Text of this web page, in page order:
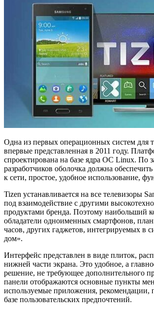
Одна из первых операционных систем для
впервые представленная в 2011 году.
спроектирована на базе ядра ОС Linux. По
разработчиков оболочка должна
к сети, простое, удобное использование,
Tizen устанавливается на все телевизоры
под взаимодействие с другими
продуктами бренда. Поэтому наибольший
обладатели одноименных смартфонов,
часов, других гаджетов, интегрируемых в
дом».
Интерфейс представлен в виде плиток,
нижней части экрана. Это удобное, а
решение, не требующее дополнительного
панели отображаются основные пункты
используемые приложения, рекомендации,
базе пользовательских предпочтений.